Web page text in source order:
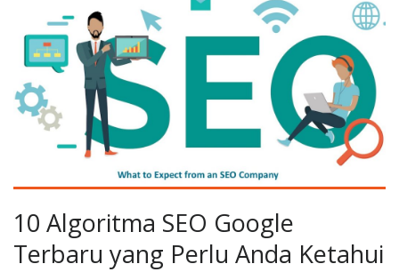
10 Algoritma SEO Google
Terbaru yang Perlu Anda Ketahui